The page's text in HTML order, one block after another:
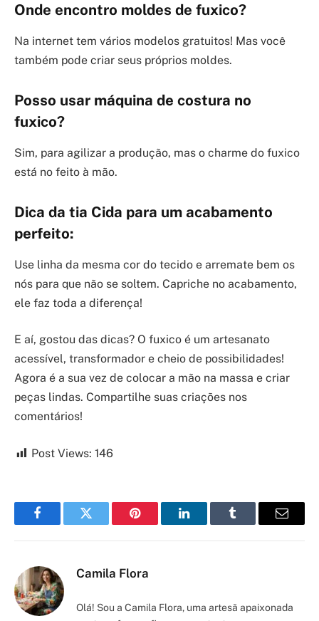
Onde encontro moldes de fuxico?
Na internet tem vários modelos gratuitos! Mas você
também pode criar seus próprios moldes.
Posso usar máquina de costura no
fuxico?
Sim, para agilizar a produção, mas o charme do fuxico
está no feito à mão.
Dica da tia Cida para um acabamento
perfeito:
Use linha da mesma cor do tecido e arremate bem os
nós para que não se soltem. Capriche no acabamento,
ele faz toda a diferença!
E aí, gostou das dicas? O fuxico é um artesanato
acessível, transformador e cheio de possibilidades!
Agora é a sua vez de colocar a mão na massa e criar
peças lindas. Compartilhe suas criações nos
comentários!
Post Views: 146
FacebookTwitter Pinterest LinkedInTumblr Email
Camila Flora
Olá! Sou a Camila Flora, uma artesã apaixonada